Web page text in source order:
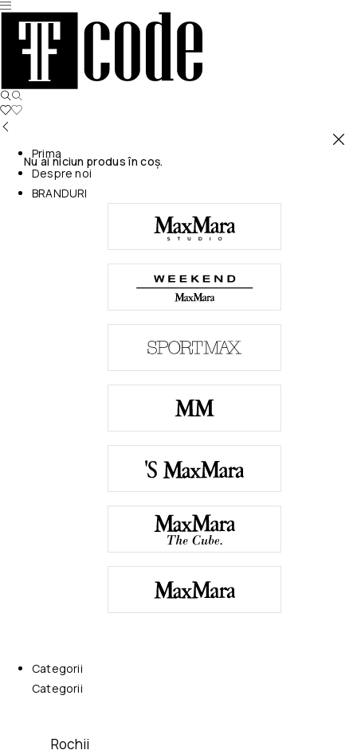
Nu ai niciun produs în coș.
Prima
Despre noi
BRANDURI
Categorii
Categorii
Rochii